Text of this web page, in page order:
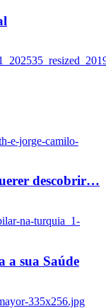
e-jorge-camilo-
descobrir…
na-turquia_1-
a sua Saúde
335x256.jpg